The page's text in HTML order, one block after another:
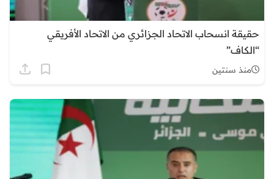
حقيقة انسحاب الاتحاد الجزائري من الاتحاد الأفريقي
“الكاف”
منذ سنتين